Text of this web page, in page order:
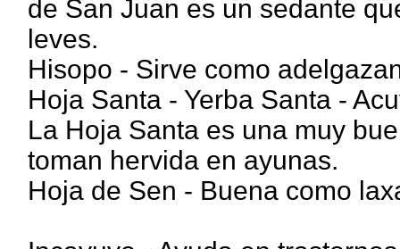
de San Juan es un sedante
leves.
Hisopo - Sirve como
Hoja Santa - Yerba Santa -
La Hoja Santa es una muy
toman hervida en ayunas.
Hoja de Sen - Buena como